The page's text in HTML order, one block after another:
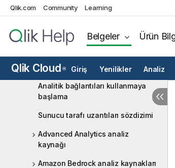
Qlik.com Community Learning
Belgeler Ürün
Qlik Cloud ® Giriş Yenilikler Analiz
Qlik Cloud Analytics'teki veri
Dosyalardan veri yükleme
kaynaklar
Analitik bağlantıları kullanmaya
başlama
Sunucu tarafı uzantıları sözdizimi
Advanced Analytics analiz
kaynağı
Amazon Bedrock analiz kaynakları